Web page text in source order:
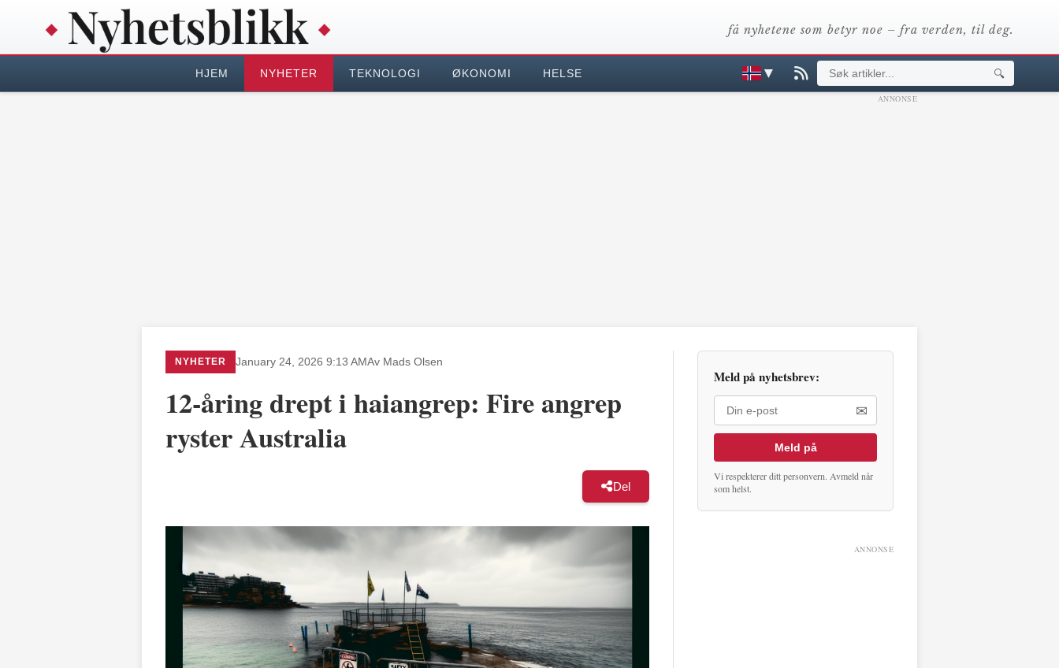
få nyhetene som betyr noe – fra verden, til deg.
HJEM NYHETER TEKNOLOGI ØKONOMI HELSE ▼ 🔍
ANNONSE
NYHETER January 24, 2026 9:13 AMAv Mads Olsen
12-åring drept i haiangrep: Fire angrep
ryster Australia
Del
Meld på nyhetsbrev:
✉
Meld på
Vi respekterer ditt personvern. Avmeld når
som helst.
ANNONSE